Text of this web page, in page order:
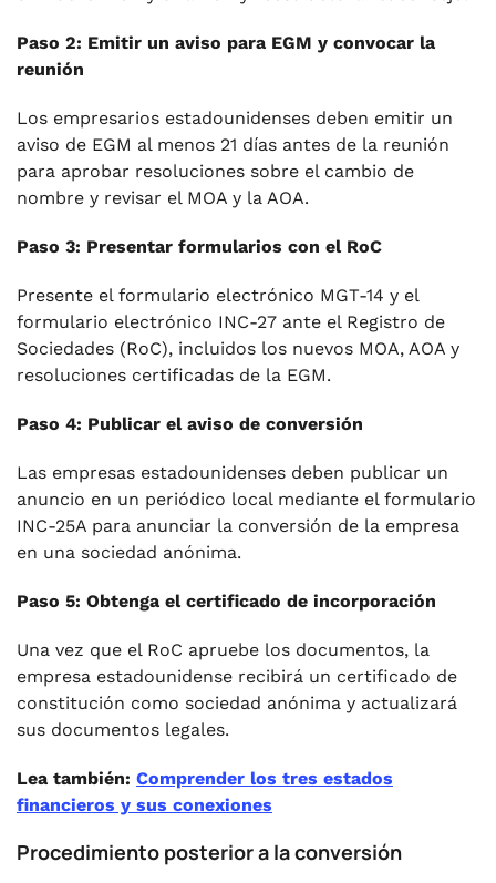
Paso 2: Emitir un aviso para EGM y convocar la
reunión
Los empresarios estadounidenses deben emitir un
aviso de EGM al menos 21 días antes de la reunión
para aprobar resoluciones sobre el cambio de
nombre y revisar el MOA y la AOA.
Paso 3: Presentar formularios con el RoC
Presente el formulario electrónico MGT-14 y el
formulario electrónico INC-27 ante el Registro de
Sociedades (RoC), incluidos los nuevos MOA, AOA y
resoluciones certificadas de la EGM.
Paso 4: Publicar el aviso de conversión
Las empresas estadounidenses deben publicar un
anuncio en un periódico local mediante el formulario
INC-25A para anunciar la conversión de la empresa
en una sociedad anónima.
Paso 5: Obtenga el certificado de incorporación
Una vez que el RoC apruebe los documentos, la
empresa estadounidense recibirá un certificado de
constitución como sociedad anónima y actualizará
sus documentos legales.
Lea también: Comprender los tres estados
financieros y sus conexiones
Procedimiento posterior a la conversión